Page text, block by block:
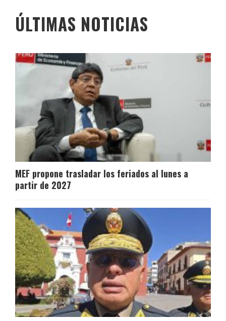
ÚLTIMAS NOTICIAS
MEF propone trasladar los feriados al lunes a
partir de 2027